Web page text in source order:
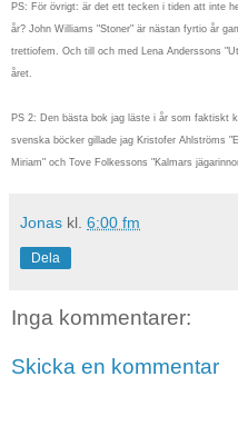
PS: För övrigt: är det ett tecken i tiden att inte
år? John Williams "Stoner" är nästan fyrtio år
trettiofem. Och till och med Lena Anderssons
året.
PS 2: Den bästa bok jag läste i år som faktiskt
svenska böcker gillade jag Kristofer Ahlströms
Miriam" och Tove Folkessons "Kalmars
Jonas kl. 6:00 fm
Dela
Inga kommentarer:
Skicka en kommentar